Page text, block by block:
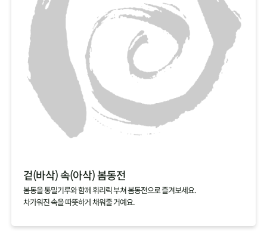
겉(바삭) 속(아삭) 봄동전
봄동을 통밀기루와 함께 휘리릭 부쳐 봄동전으로 즐겨보세요.
차가워진 속을 따뜻하게 채워줄 거예요.